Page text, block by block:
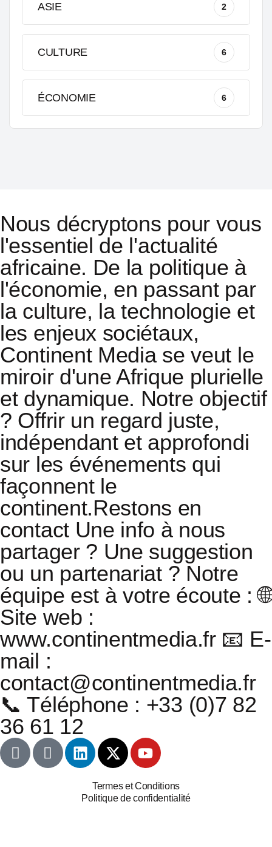
ASIE 2
CULTURE 6
ÉCONOMIE 6
Nous décryptons pour vous
l'essentiel de l'actualité
africaine. De la politique à
l'économie, en passant par
la culture, la technologie et
les enjeux sociétaux,
Continent Media se veut le
miroir d'une Afrique plurielle
et dynamique. Notre objectif
? Offrir un regard juste,
indépendant et approfondi
sur les événements qui
façonnent le
continent.Restons en
contact Une info à nous
partager ? Une suggestion
ou un partenariat ? Notre
équipe est à votre écoute : 🌐
Site web :
www.continentmedia.fr📧 E-
mail :
contact@continentmedia.fr
📞 Téléphone : +33 (0)7 82
36 61 12
Termes et Conditions
Politique de confidentialité